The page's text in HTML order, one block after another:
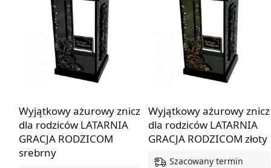
Wyjątkowy ażurowy znicz
dla rodziców LATARNIA
GRACJA RODZICOM
srebrny
Wyjątkowy ażurowy znicz
dla rodziców LATARNIA
GRACJA RODZICOM złoty
Szacowany termin